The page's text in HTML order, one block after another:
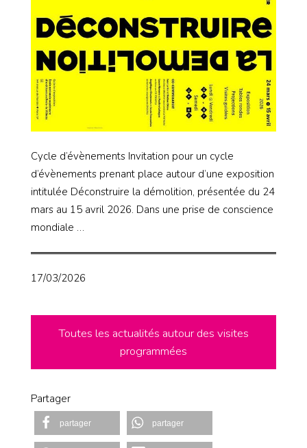
Cycle d’évènements Invitation pour un cycle
d’évènements prenant place autour d’une exposition
intitulée Déconstruire la démolition, présentée du 24
mars au 15 avril 2026. Dans une prise de conscience
mondiale …
17/03/2026
Toutes les actualités autour des visites
programmées
Partager
partager partager